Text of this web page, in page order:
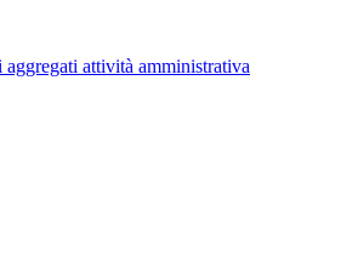
aggregati attività amministrativa